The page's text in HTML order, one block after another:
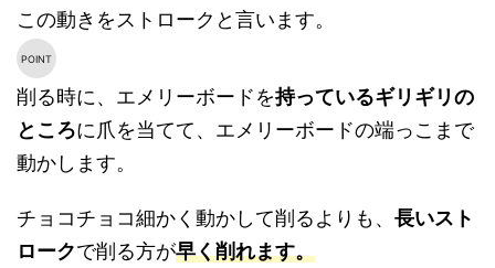
この動きをストロークと言います。
削る時に、エメリーボードを持っているギリギリの
ところに爪を当てて、エメリーボードの端っこまで
動かします。
チョコチョコ細かく動かして削るよりも、 長いスト
ロークで削る方が早く削れます。